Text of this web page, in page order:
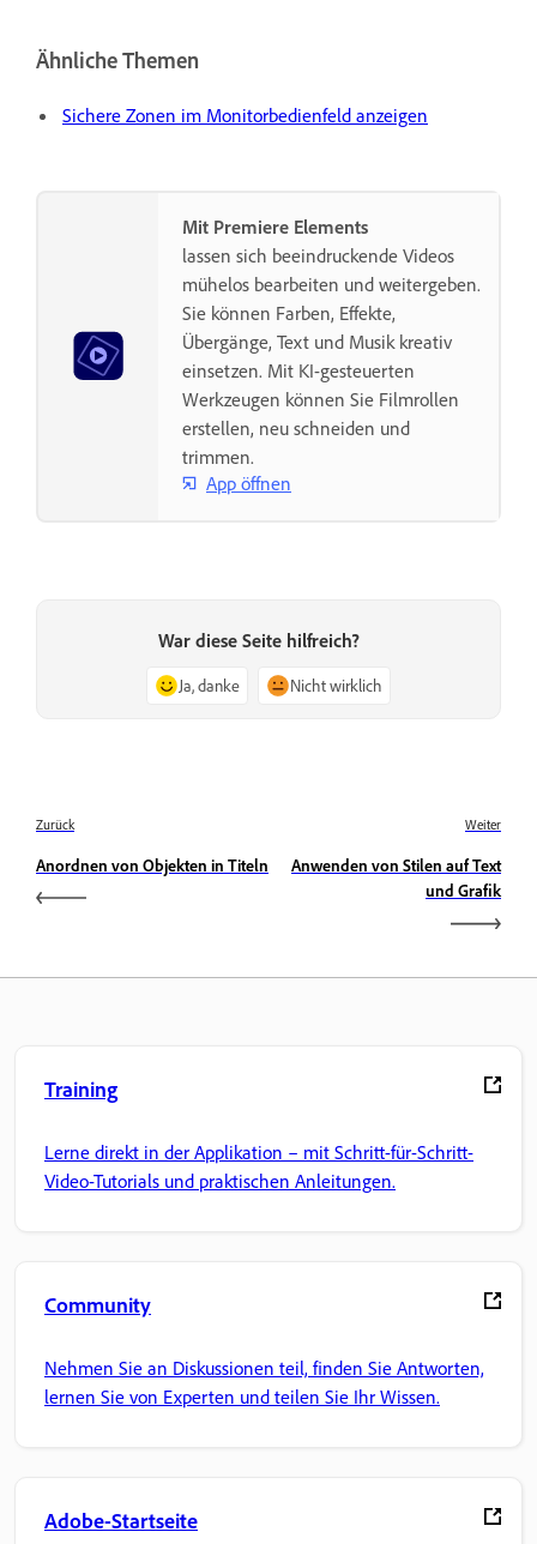
Ähnliche Themen
Sichere Zonen im Monitorbedienfeld anzeigen
Mit Premiere Elements
lassen sich beeindruckende Videos
mühelos bearbeiten und weitergeben.
Sie können Farben, Effekte,
Übergänge, Text und Musik kreativ
einsetzen. Mit KI-gesteuerten
Werkzeugen können Sie Filmrollen
erstellen, neu schneiden und
trimmen.
App öffnen
War diese Seite hilfreich?
Ja, danke Nicht wirklich
Zurück
Anordnen von Objekten in Titeln
Weiter
Anwenden von Stilen auf Text
und Grafik
Training
Lerne direkt in der Applikation – mit Schritt-für-Schritt-
Video-Tutorials und praktischen Anleitungen.
Community
Nehmen Sie an Diskussionen teil, finden Sie Antworten,
lernen Sie von Experten und teilen Sie Ihr Wissen.
Adobe-Startseite